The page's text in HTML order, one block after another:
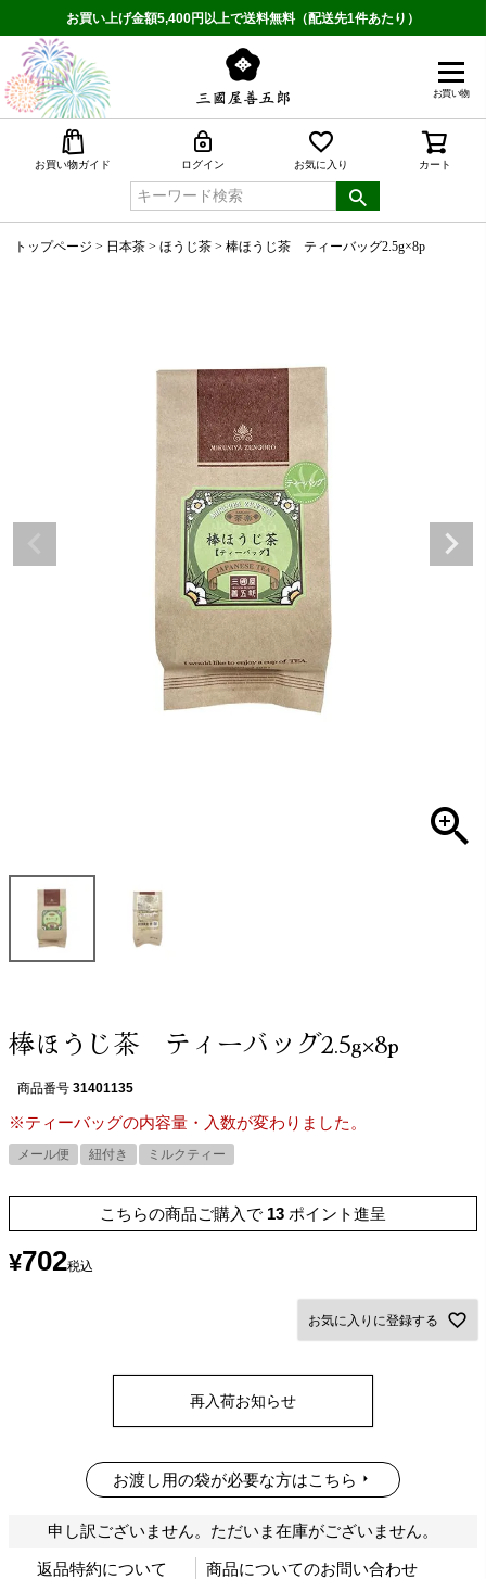
お買い上げ金額5,400円以上で送料無料（配送先1件あたり）
お買い物
お買い物ガイド ログイン お気に入り カート
トップページ 日本茶 ほうじ茶 棒ほうじ茶 ティーバッグ2.5g×8p
棒ほうじ茶 ティーバッグ2.5g×8p
商品番号 31401135
※ティーバッグの内容量・入数が変わりました。
メール便 紐付き ミルクティー
こちらの商品ご購入で 13 ポイント進呈
¥702税込
お気に入りに登録する
再入荷お知らせ
お渡し用の袋が必要な方はこちら
申し訳ございません。ただいま在庫がございません。
返品特約について 商品についてのお問い合わせ